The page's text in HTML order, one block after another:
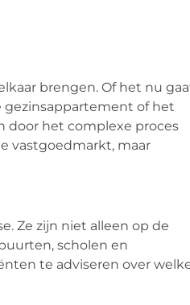
brengen. Of het nu
gezinsappartement of het
door het complexe proces
vastgoedmarkt, maar
Ze zijn niet alleen op de
scholen en
te adviseren over